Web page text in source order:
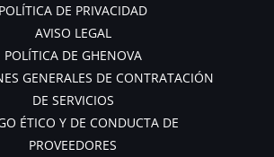
POLÍTICA DE PRIVACIDAD
AVISO LEGAL
POLÍTICA DE GHENOVA
GENERALES DE CONTRATACIÓN
DE SERVICIOS
ÉTICO Y DE CONDUCTA DE
PROVEEDORES